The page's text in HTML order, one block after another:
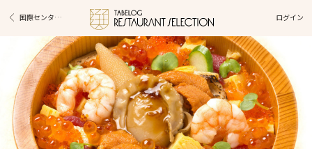
国際センター駅グルメ ログイン